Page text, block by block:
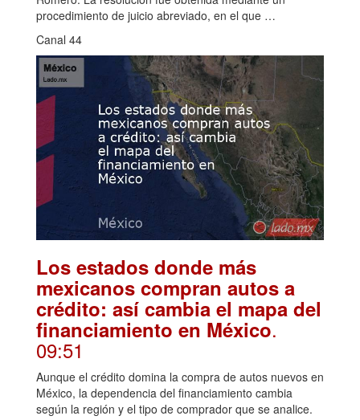
procedimiento de juicio abreviado, en el que …
Canal 44
Los estados donde más
mexicanos compran autos a
crédito: así cambia el mapa del
financiamiento en México.
09:51
Aunque el crédito domina la compra de autos nuevos en
México, la dependencia del financiamiento cambia
según la región y el tipo de comprador que se analice.